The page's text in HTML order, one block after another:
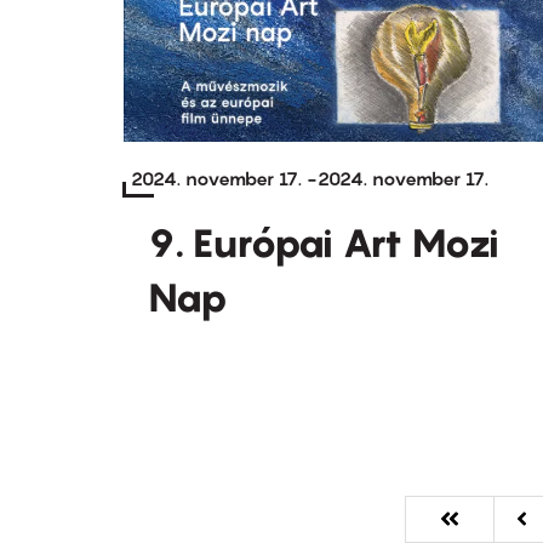
2024. november 17. -2024. november 17.
9. Európai Art Mozi
Nap
Első
« Első ‹‹